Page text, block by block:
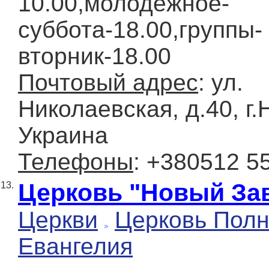
суббота-18.00,группы-
вторник-18.00
Почтовый адрес: ул.
Николаевская, д.40,
Украина
Телефоны: +380512
13. Церковь "Новый
Церкви
Церковь
Евангелия